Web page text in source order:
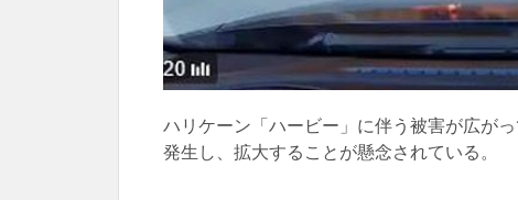
ハリケーン「ハービー」に伴う被害が広が
発生し、拡大することが懸念されている。